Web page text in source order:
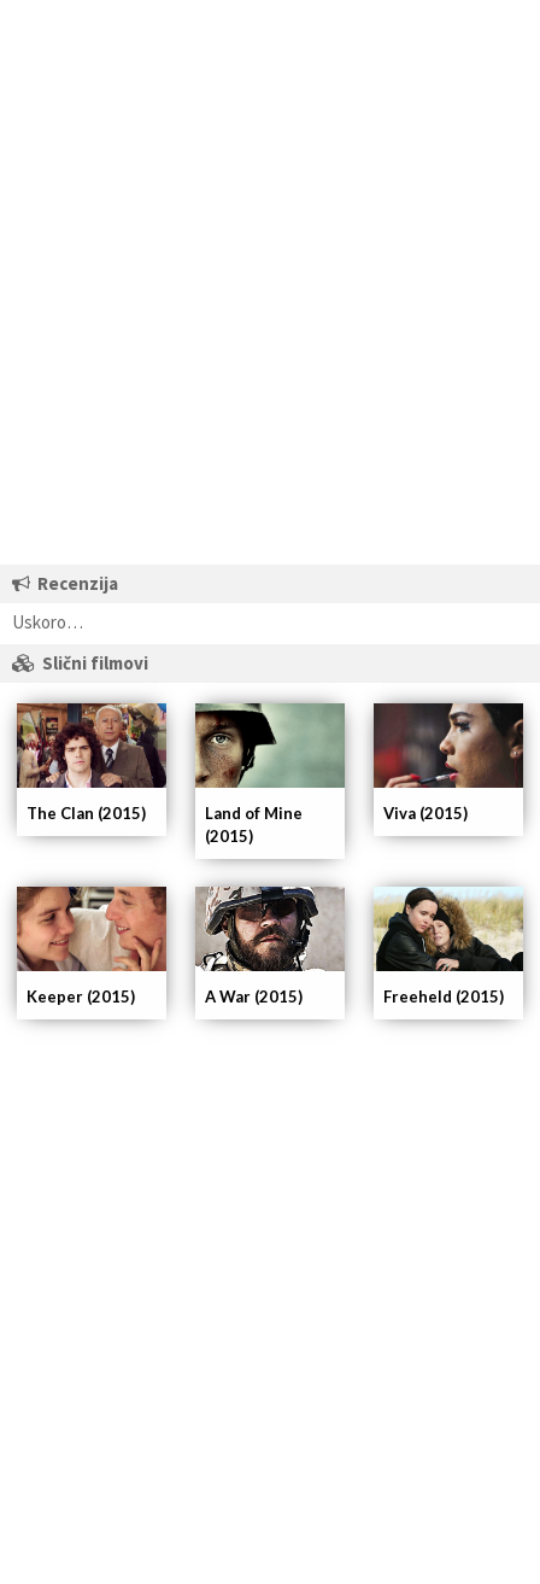
Recenzija
Uskoro…
Slični filmovi
Freeheld (2015)
A War (2015)
Keeper (2015)
Viva (2015)
Land of Mine
(2015)
The Clan (2015)